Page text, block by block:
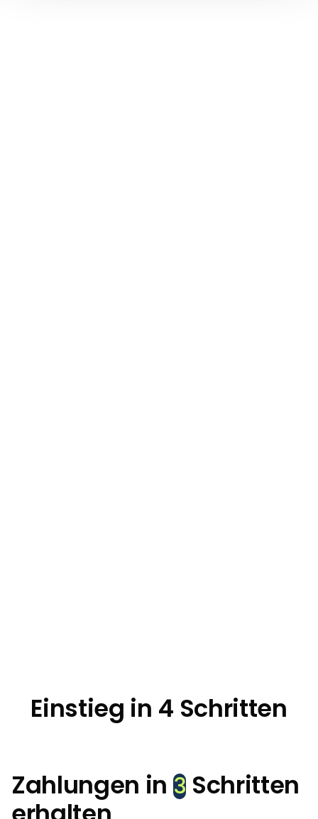
Einstieg in 4 Schritten
Zahlungen in 3 Schritten